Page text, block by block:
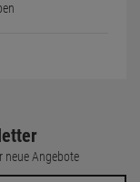
neue Angebote